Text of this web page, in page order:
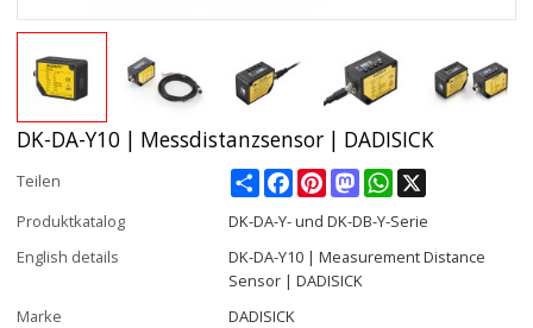
DK-DA-Y10 | Messdistanzsensor | DADISICK
Teilen ShareFacebookPinterestMastodonWhatsApp
Produktkatalog
DK-DA-Y- und DK-DB-Y-Serie
English details
DK-DA-Y10 | Measurement Distance
Sensor | DADISICK
Marke
DADISICK